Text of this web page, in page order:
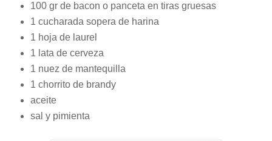
100 gr de bacon o panceta en tiras gruesas
1 cucharada sopera de harina
1 hoja de laurel
1 lata de cerveza
1 nuez de mantequilla
1 chorrito de brandy
aceite
sal y pimienta